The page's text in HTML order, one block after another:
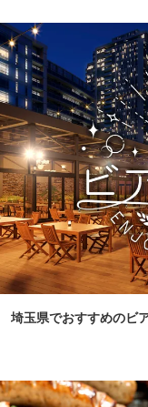
埼玉県でおすすめのビ